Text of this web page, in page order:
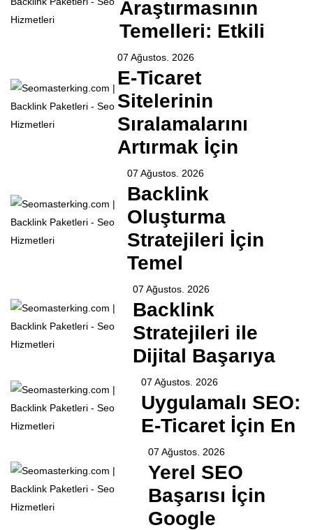
Araştırmasının
Temelleri: Etkili
07 Ağustos. 2026
E-Ticaret
Sitelerinin
Sıralamalarını
Artırmak İçin
07 Ağustos. 2026
Backlink
Oluşturma
Stratejileri İçin
Temel
07 Ağustos. 2026
Backlink
Stratejileri ile
Dijital Başarıya
07 Ağustos. 2026
Uygulamalı SEO:
E-Ticaret İçin En
07 Ağustos. 2026
Yerel SEO
Başarısı İçin
Google